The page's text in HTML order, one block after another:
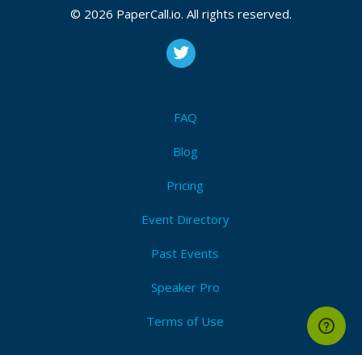
aventura repleta de emoção e surpresas. Entre
incríveis e viver momentos inesquecíveis! Website:
Endereço: R. Arquimedes Memória, 223 - Vila da
79bsacom@gmail.com Tags: #79B #79bsacom
© 2026 PaperCall.io. All rights reserved.
FAQ
Blog
Pricing
Event Directory
Past Events
Speaker Pro
Terms of Use